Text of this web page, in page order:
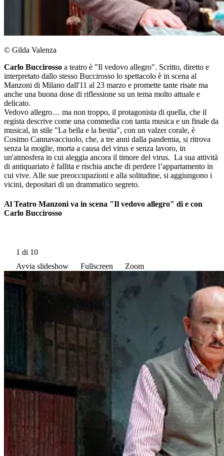
© Gilda Valenza
Carlo Buccirosso a teatro è "Il vedovo allegro". Scritto, diretto e
interpretato dallo stesso Buccirosso lo spettacolo è in scena al
Manzoni di Milano dall'11 al 23 marzo e promette tante risate ma
anche una buona dose di riflessione su un tema molto attuale e
delicato.
Vedovo allegro… ma non troppo, il protagonista di quella, che il
regista descrive come una commedia con tanta musica e un finale da
musical, in stile "La bella e la bestia", con un valzer corale, è
Cosimo Cannavacciuolo, che, a tre anni dalla pandemia, si ritrova
senza la moglie, morta a causa del virus e senza lavoro, in
un'atmosfera in cui aleggia ancora il timore del virus. La sua attività
di antiquariato è fallita e rischia anche di perdere l’appartamento in
cui vive. Alle sue preoccupazioni e alla solitudine, si aggiungono i
vicini, depositari di un drammatico segreto.
Al Teatro Manzoni va in scena "Il vedovo allegro" di e con
Carlo Buccirosso
1 di 10
Avvia slideshow
Fullscreen Zoom